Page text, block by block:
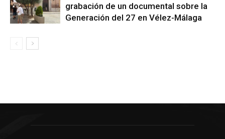
grabación de un documental sobre la
Generación del 27 en Vélez-Málaga